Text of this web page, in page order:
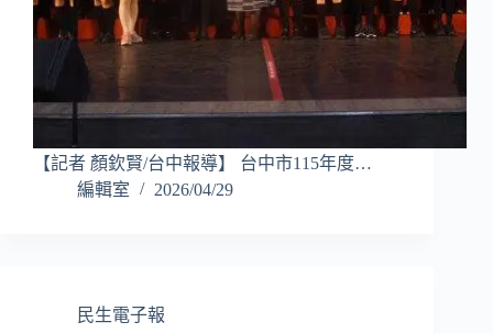
【記者 顏欽賢/台中報導】 台中市115年度…
編輯室
2026/04/29
民生電子報